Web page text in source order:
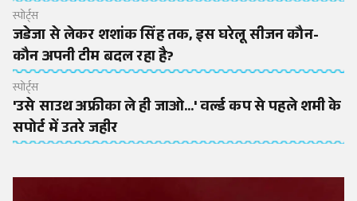
स्पोर्ट्स
जडेजा से लेकर शशांक सिंह तक, इस घरेलू सीजन कौन-
कौन अपनी टीम बदल रहा है?
स्पोर्ट्स
'उसे साउथ अफ्रीका ले ही जाओ...' वर्ल्ड कप से पहले शमी के
सपोर्ट में उतरे जहीर